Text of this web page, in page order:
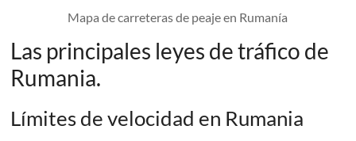
Mapa de carreteras de peaje en Rumanía
Las principales leyes de tráfico de
Rumania.
Límites de velocidad en Rumania